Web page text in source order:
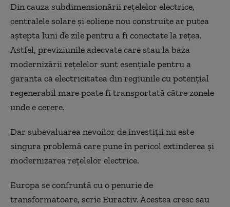
Din cauza subdimensionării rețelelor electrice,
centralele solare și eoliene nou construite ar putea
aștepta luni de zile pentru a fi conectate la rețea.
Astfel, previziunile adecvate care stau la baza
modernizării rețelelor sunt esențiale pentru a
garanta că electricitatea din regiunile cu potențial
regenerabil mare poate fi transportată către zonele
unde e cerere.
Dar subevaluarea nevoilor de investiții nu este
singura problemă care pune în pericol extinderea și
modernizarea rețelelor electrice.
Europa se confruntă cu o penurie de
transformatoare, scrie Euractiv. Acestea cresc sau